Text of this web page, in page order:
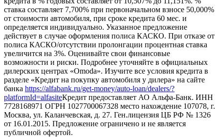
ставка составляет 7,700% при первоначальном взносе 50,000%
от стоимости автомобиля, при сроке кредита 60 мес. и
определяется индивидуально. Указанное предложение
действует в случае оформления полиса КАСКО. При отказе от
полиса КАСКО/отсутствии пролонгации процентная ставка
увеличится на 3%. Оценивайте свои финансовые
возможности и риски. Подробнее уточняйте в официальных
дилерских центрах «Omoda». Изучите все условия кредита в
разделе «Кредит на покупку автомобиля у дилера» на сайте
банка https://alfabank.ru/get-money/auto-loan/dealers/?
platformId=alfasiteКредит предоставляет АО Альфа-Банк. ИНН
7728168971 ОГРН 1027700067328 место нахождение 107078, г.
Москва, ул. Каланчевская, д. 27. Ген.лицензия ЦБ РФ № 1326
от 16.01.2015. Предложение ограничено и не является
публичной офертой.